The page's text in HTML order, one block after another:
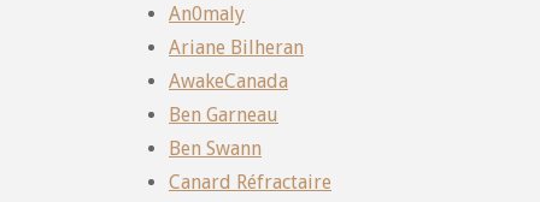
An0maly
Ariane Bilheran
AwakeCanada
Ben Garneau
Ben Swann
Canard Réfractaire